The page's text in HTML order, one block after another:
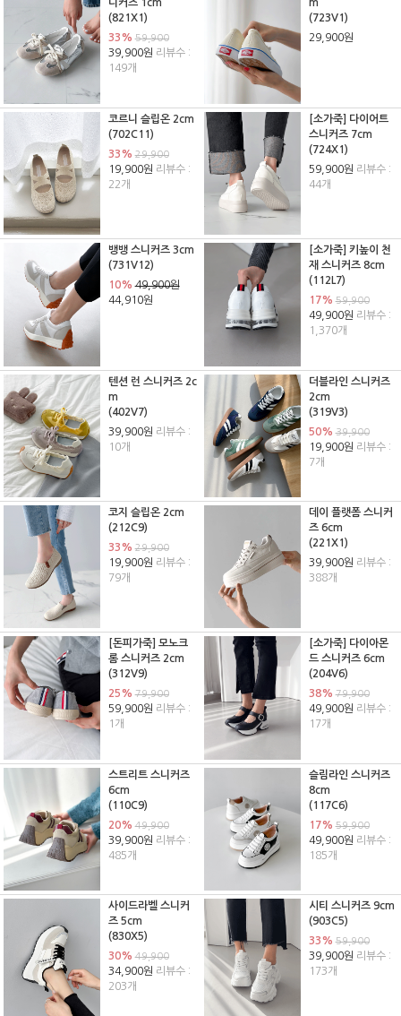
니커즈 1cm
(821X1)
33%59,900
39,900원 리뷰수 :
149개
m
(723V1)
29,900원
코르니 슬립온 2cm
(702C11)
33%29,900
19,900원 리뷰수 :
22개
[소가죽] 다이어트
스니커즈 7cm
(724X1)
59,900원 리뷰수 :
44개
뱅뱅 스니커즈 3cm
(731V12)
10% 49,900원
44,910원
[소가죽] 키높이 천
재 스니커즈 8cm
(112L7)
17%59,900
49,900원 리뷰수 :
1,370개
텐션 런 스니커즈 2c
m
(402V7)
39,900원 리뷰수 :
10개
더블라인 스니커즈
2cm
(319V3)
50%39,900
19,900원 리뷰수 :
7개
코지 슬립온 2cm
(212C9)
33%29,900
19,900원 리뷰수 :
79개
데이 플랫폼 스니커
즈 6cm
(221X1)
39,900원 리뷰수 :
388개
[돈피가죽] 모노크
롬 스니커즈 2cm
(312V9)
25%79,900
59,900원 리뷰수 :
1개
[소가죽] 다이아몬
드 스니커즈 6cm
(204V6)
38%79,900
49,900원 리뷰수 :
17개
스트리트 스니커즈
6cm
(110C9)
20%49,900
39,900원 리뷰수 :
485개
슬림라인 스니커즈
8cm
(117C6)
17%59,900
49,900원 리뷰수 :
185개
사이드라벨 스니커
즈 5cm
(830X5)
30%49,900
34,900원 리뷰수 :
203개
시티 스니커즈 9cm
(903C5)
33%59,900
39,900원 리뷰수 :
173개